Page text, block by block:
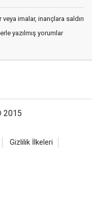
imalar, inançlara saldırı
yazılmış yorumlar
2015
Gizlilik İlkeleri